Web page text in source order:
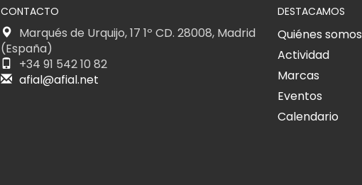
CONTACTO
Marqués de Urquijo, 17 1º CD. 28008, Madrid
(España)
+34 91 542 10 82
afial@afial.net
DESTACAMOS
Quiénes somos
Actividad
Marcas
Eventos
Calendario